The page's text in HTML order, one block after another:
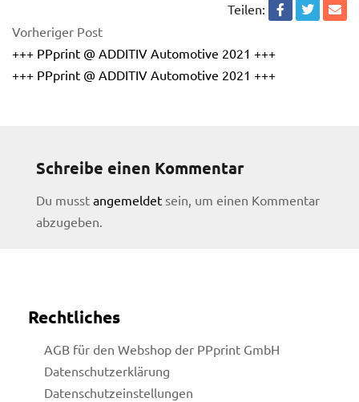
Teilen:
Vorheriger Post
+++ PPprint @ ADDITIV Automotive 2021 +++
+++ PPprint @ ADDITIV Automotive 2021 +++
Schreibe einen Kommentar
Du musst angemeldet sein, um einen Kommentar
abzugeben.
Rechtliches
AGB für den Webshop der PPprint GmbH
Datenschutzerklärung
Datenschutzeinstellungen